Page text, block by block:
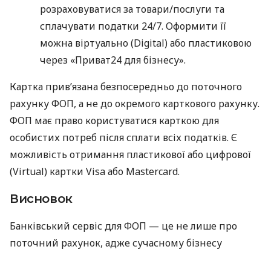
розраховуватися за товари/послуги та
сплачувати податки 24/7. Оформити її
можна віртуально (Digital) або пластиковою
через «Приват24 для бізнесу».
Картка прив’язана безпосередньо до поточного
рахунку ФОП, а не до окремого карткового рахунку.
ФОП має право користуватися карткою для
особистих потреб після сплати всіх податків. Є
можливість отримання пластикової або цифрової
(Virtual) картки Visa або Mastercard.
Висновок
Банківський сервіс для ФОП — це не лише про
поточний рахунок, адже сучасному бізнесу